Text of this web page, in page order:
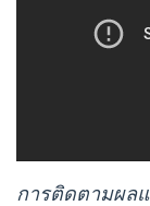
up
with
การติดตามผล